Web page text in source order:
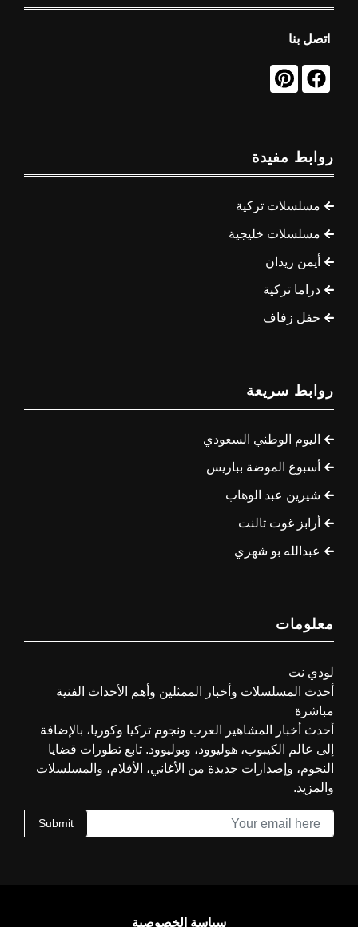
اتصل بنا
روابط مفيدة
مسلسلات تركية
مسلسلات خليجية
أيمن زيدان
دراما تركية
حفل زفاف
روابط سريعة
اليوم الوطني السعودي
أسبوع الموضة بباريس
شيرين عبد الوهاب
أرابز غوت تالنت
عبدالله بو شهري
معلومات
لودي نت
أحدث المسلسلات وأخبار الممثلين وأهم الأحداث الفنية
مباشرة
أحدث أخبار المشاهير العرب ونجوم تركيا وكوريا، بالإضافة
إلى عالم الكيبوب، هوليوود، وبوليوود. تابع تطورات قضايا
النجوم، وإصدارات جديدة من الأغاني، الأفلام، والمسلسلات
والمزيد.
Submit
سياسة الخصوصية